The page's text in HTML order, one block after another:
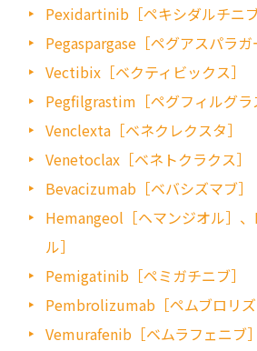
Pexidartinib［ペキシダルチニブ
Pegaspargase［ペグアスパラガ
Vectibix［ベクティビックス］
Pegfilgrastim［ペグフィルグラ
Venclexta［ベネクレクスタ］
Venetoclax［ベネトクラクス］
Bevacizumab［ベバシズマブ］
Hemangeol［ヘマンジオル］
ル］
Pemigatinib［ペミガチニブ］
Pembrolizumab［ペムブロリズ
Vemurafenib［ベムラフェニブ］